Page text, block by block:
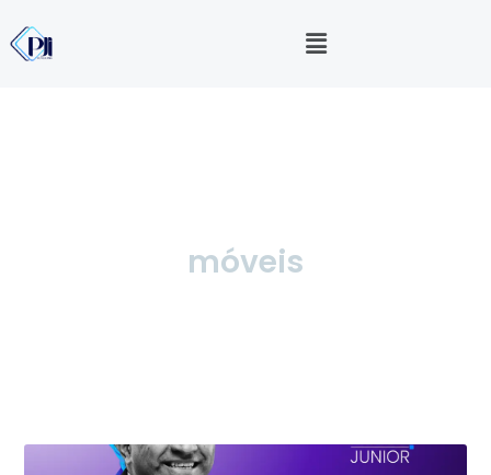
móveis